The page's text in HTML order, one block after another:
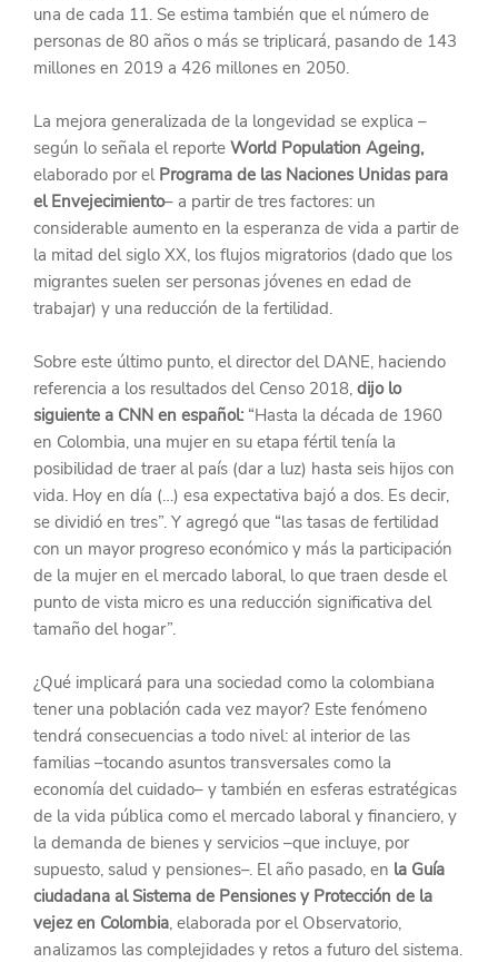
una de cada 11. Se estima también que el número de
personas de 80 años o más se triplicará, pasando de 143
millones en 2019 a 426 millones en 2050.
La mejora generalizada de la longevidad se explica –
según lo señala el reporte World Population Ageing,
elaborado por el Programa de las Naciones Unidas para
el Envejecimiento– a partir de tres factores: un
considerable aumento en la esperanza de vida a partir de
la mitad del siglo XX, los flujos migratorios (dado que los
migrantes suelen ser personas jóvenes en edad de
trabajar) y una reducción de la fertilidad.
Sobre este último punto, el director del DANE, haciendo
referencia a los resultados del Censo 2018, dijo lo
siguiente a CNN en español: “Hasta la década de 1960
en Colombia, una mujer en su etapa fértil tenía la
posibilidad de traer al país (dar a luz) hasta seis hijos con
vida. Hoy en día (…) esa expectativa bajó a dos. Es decir,
se dividió en tres”. Y agregó que “las tasas de fertilidad
con un mayor progreso económico y más la participación
de la mujer en el mercado laboral, lo que traen desde el
punto de vista micro es una reducción significativa del
tamaño del hogar”.
¿Qué implicará para una sociedad como la colombiana
tener una población cada vez mayor? Este fenómeno
tendrá consecuencias a todo nivel: al interior de las
familias –tocando asuntos transversales como la
economía del cuidado– y también en esferas estratégicas
de la vida pública como el mercado laboral y financiero, y
la demanda de bienes y servicios –que incluye, por
supuesto, salud y pensiones–. El año pasado, en la Guía
ciudadana al Sistema de Pensiones y Protección de la
vejez en Colombia, elaborada por el Observatorio,
analizamos las complejidades y retos a futuro del sistema.